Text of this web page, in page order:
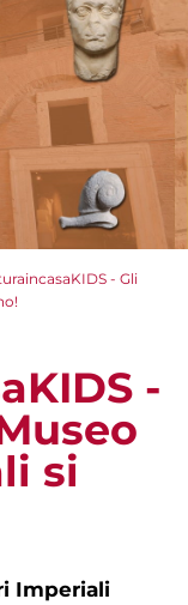
- Gli
-
si
Imperiali